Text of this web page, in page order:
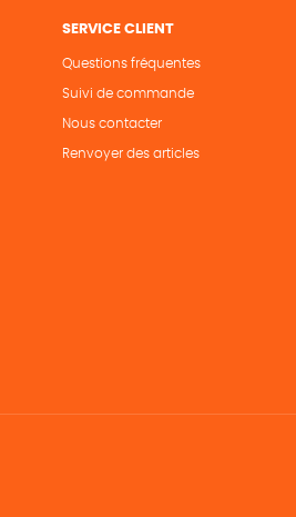
SERVICE CLIENT
Questions fréquentes
Suivi de commande
Nous contacter
Renvoyer des articles